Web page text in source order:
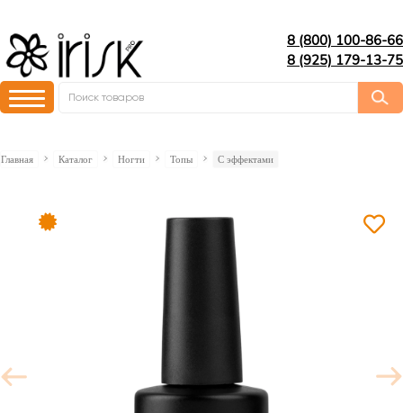
8 (800) 100-86-66
8 (925) 179-13-75
Главная Каталог Ногти Топы C эффектами